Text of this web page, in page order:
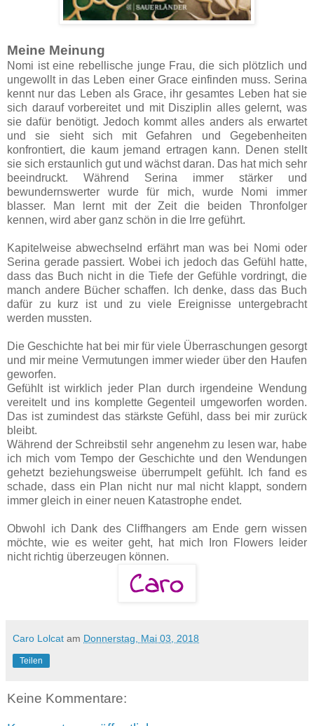
Meine Meinung
Nomi ist eine rebellische junge Frau, die sich plötzlich und
ungewollt in das Leben einer Grace einfinden muss. Serina
kennt nur das Leben als Grace, ihr gesamtes Leben hat sie
sich darauf vorbereitet und mit Disziplin alles gelernt, was
sie dafür benötigt. Jedoch kommt alles anders als erwartet
und sie sieht sich mit Gefahren und Gegebenheiten
konfrontiert, die kaum jemand ertragen kann. Denen stellt
sie sich erstaunlich gut und wächst daran. Das hat mich sehr
beeindruckt. Während Serina immer stärker und
bewundernswerter wurde für mich, wurde Nomi immer
blasser. Man lernt mit der Zeit die beiden Thronfolger
kennen, wird aber ganz schön in die Irre geführt.
Kapitelweise abwechselnd erfährt man was bei Nomi oder
Serina gerade passiert. Wobei ich jedoch das Gefühl hatte,
dass das Buch nicht in die Tiefe der Gefühle vordringt, die
manch andere Bücher schaffen. Ich denke, dass das Buch
dafür zu kurz ist und zu viele Ereignisse untergebracht
werden mussten.
Die Geschichte hat bei mir für viele Überraschungen gesorgt
und mir meine Vermutungen immer wieder über den Haufen
geworfen.
Gefühlt ist wirklich jeder Plan durch irgendeine Wendung
vereitelt und ins komplette Gegenteil umgeworfen worden.
Das ist zumindest das stärkste Gefühl, dass bei mir zurück
bleibt.
Während der Schreibstil sehr angenehm zu lesen war, habe
ich mich vom Tempo der Geschichte und den Wendungen
gehetzt beziehungsweise überrumpelt gefühlt. Ich fand es
schade, dass ein Plan nicht nur mal nicht klappt, sondern
immer gleich in einer neuen Katastrophe endet.
Obwohl ich Dank des Cliffhangers am Ende gern wissen
möchte, wie es weiter geht, hat mich Iron Flowers leider
nicht richtig überzeugen können.
Caro Lolcat am Donnerstag, Mai 03, 2018
Teilen
Keine Kommentare: